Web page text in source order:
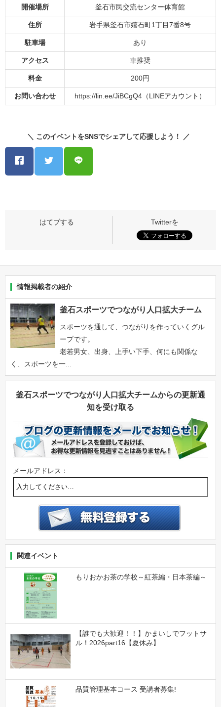
開催場所 釜石市民交流センター体育館
住所 岩手県釜石市嬉石町1丁目7番8号
駐車場 あり
アクセス 車推奨
料金 200円
お問い合わせ https://lin.ee/JiBCgQ4（LINEアカウント）
＼ このイベントをSNSでシェアして応援しよう！ ／
情報掲載者の紹介
釜石スポーツでつながり人口拡大チーム
スポーツを通して、つながりを作っていくグル
ープです。
老若男女、出身、上手い下手、何にも関係な
く、スポーツを一...
釜石スポーツでつながり人口拡大チームからの更新通
知を受け取る
メールアドレス：
関連イベント
もりおかお茶の学校～紅茶編・日本茶編～
【誰でも大歓迎！！】かまいしでフットサ
ル！2026part16【夏休み】
品質管理基本コース 受講者募集!